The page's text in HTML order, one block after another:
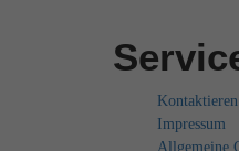
Impressum
Allgemeine